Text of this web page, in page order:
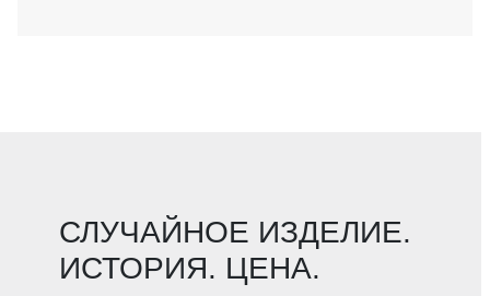
СЛУЧАЙНОЕ ИЗДЕЛИЕ.
ИСТОРИЯ. ЦЕНА.